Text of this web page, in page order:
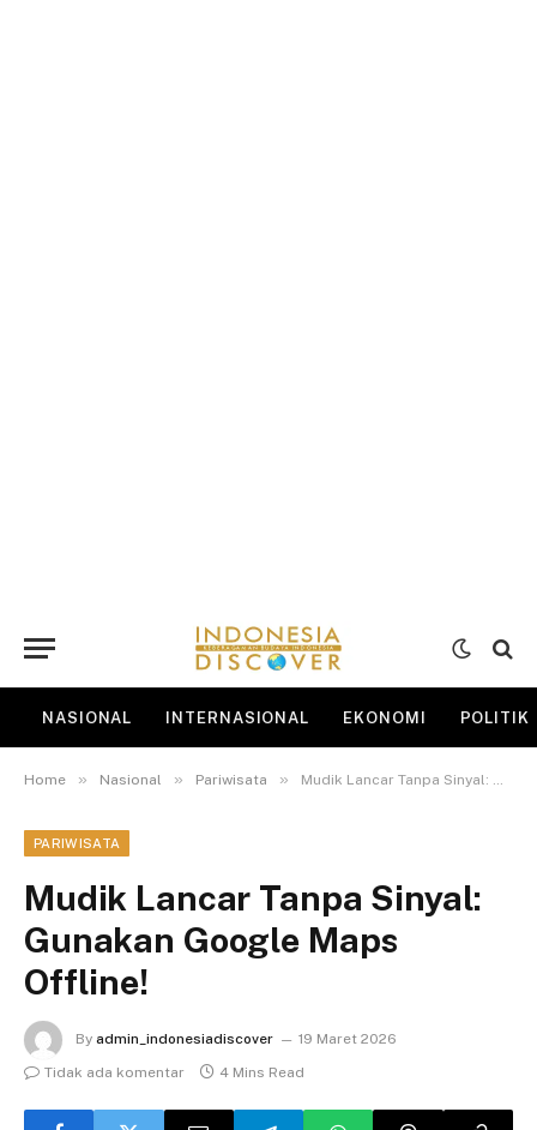
NASIONAL INTERNASIONAL EKONOMI POLITIK
Home » Nasional » Pariwisata » Mudik Lancar Tanpa Sinyal: Gunakan Google Maps Offline!
PARIWISATA
Mudik Lancar Tanpa Sinyal:
Gunakan Google Maps
Offline!
By admin_indonesiadiscover
19 Maret 2026
Tidak ada komentar
4 Mins Read